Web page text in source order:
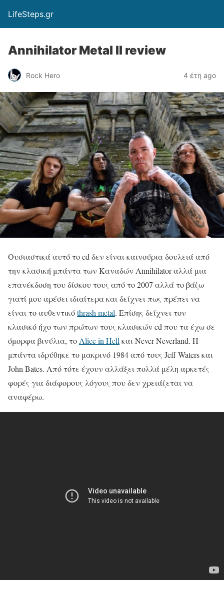
LifeSteps.gr
Annihilator Metal II review
Rock Hero 4 έτη ago
Ουσιαστικά αυτό το cd δεν είναι καινούρια δουλειά από
την κλασική μπάντα των Καναδών Annihilator αλλά μια
επανέκδοση του δίσκου τους από το 2007 αλλά το βάζω
γιατί μου αρέσει ιδιαίτερα και δείχνει πως πρέπει να
είναι το αυθεντικόthrash metal. Επίσης δείχνει τον
κλασικό ήχο των πρώτων τους κλασικών cd που τα έχω σε
όμορφα βινύλια, τοAlice in Hellκαι Never Neverland. Η
μπάντα ιδρύθηκε το μακρινό 1984 από τους Jeff Waters και
John Bates. Από τότε έχουν αλλάξει πολλά μέλη αρκετές
φορές για διάφορους λόγους που δεν χρειάζεται να
αναφέρω.